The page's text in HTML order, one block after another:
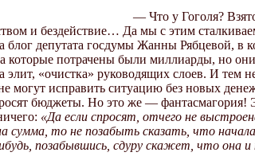
— Что у Гоголя?
и бездействие… Да мы с этим
блог депутата госдумы Жанны Рябцевой,
которые потрачены были миллиарды, но
элит, «очистка» руководящих слоев. И тем
могут исправить ситуацию без новых
бюджеты. Но это же — фантасмагория!
«Да если спросят, отчего не
сумма, то не позабыть сказать, что
позабывшись, сдуру скажет, что она и